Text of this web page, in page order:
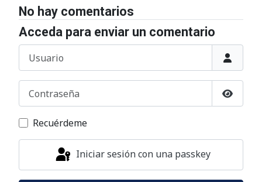
No hay comentarios
Acceda para enviar un comentario
Recuérdeme
Iniciar sesión con una passkey